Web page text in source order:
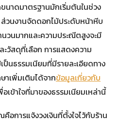
าดมาตรฐานมักเริ่มต้นในช่วง
นงานจัดดอกไม้ประดับหน้าหีบ
วนมากและความประณีตสูงจะมี
วัสดุที่เลือก การแสดงความ
นธรรมเนียมที่มีรายละเอียดทาง
าเพิ่มเติมได้จากข้อมูลเกี่ยวกับ
อเข้าใจที่มาของธรรมเนียมเหล่านี้
อการแจ้งวงเงินที่ตั้งใจไว้กับร้าน